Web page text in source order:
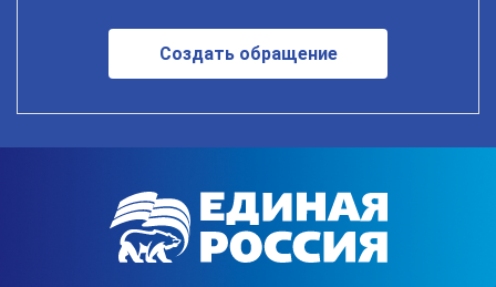
Создать обращение